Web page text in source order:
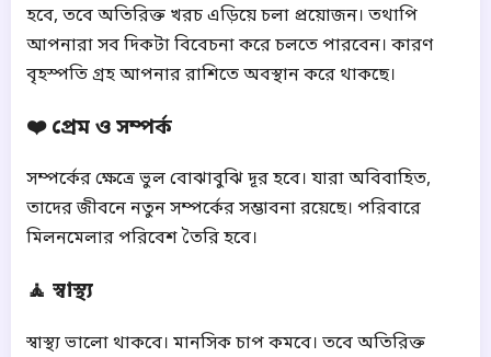
হবে, তবে অতিরিক্ত খরচ এড়িয়ে চলা প্রয়োজন। তথাপি
আপনারা সব দিকটা বিবেচনা করে চলতে পারবেন। কারণ
বৃহস্পতি গ্রহ আপনার রাশিতে অবস্থান করে থাকছে।
❤️ প্রেম ও সম্পর্ক
সম্পর্কের ক্ষেত্রে ভুল বোঝাবুঝি দূর হবে। যারা অবিবাহিত,
তাদের জীবনে নতুন সম্পর্কের সম্ভাবনা রয়েছে। পরিবারে
মিলনমেলার পরিবেশ তৈরি হবে।
🧘 স্বাস্থ্য
স্বাস্থ্য ভালো থাকবে। মানসিক চাপ কমবে। তবে অতিরিক্ত